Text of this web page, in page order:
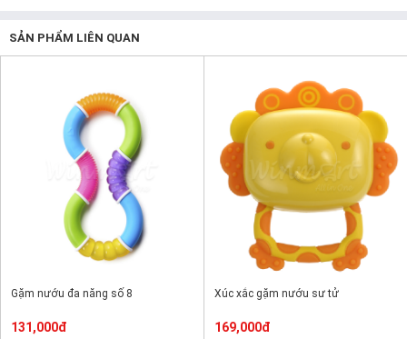
SẢN PHẨM LIÊN QUAN
Gặm nướu đa năng số 8
131,000đ
Xúc xắc gặm nướu sư tử
169,000đ